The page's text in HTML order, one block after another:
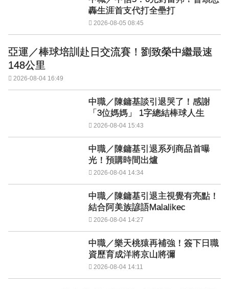
轟生涯首支代打全壘打
2026-08-05 08:45
亞運／棒球培訓赴日交流賽！劉致榮中繼最速
148公里
2026-08-04 16:49
中職／陳鏞基談引退哭了！感謝
「3位媽媽」 1字總結棒球人生
2026-08-04 15:43
中職／陳鏞基引退系列商品首曝
光！預購時間出爐
2026-08-04 14:34
中職／陳鏞基引退主視覺有亮點！
結合阿美族諺語Malalikec
2026-08-04 14:27
中職／樂天桃猿再補強！簽下日職
資歷育成洋將京山將彌
2026-08-04 14:11